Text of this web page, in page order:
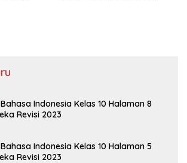
Indonesia Kelas 10 Halaman 8
Revisi 2023
Indonesia Kelas 10 Halaman 5
Revisi 2023